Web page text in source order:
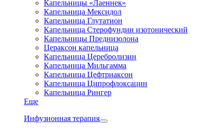
Капельницы «Лаеннек»
Капельница Мексидол
Капельница Глутатион
Капельница Стерофундин изотонический
Капельницы Преднизолона
Цераксон капельница
Капельница Церебролизин
Капельница Мильгамма
Капельница Цефтриаксон
Капельница Ципрофлоксацин
Капельница Рингер
Еще
Инфузионная терапия